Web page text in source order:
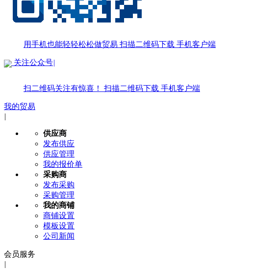
用手机也能轻轻松松做贸易 扫描二维码下载 手机客户端
关注公众号|
扫二维码关注有惊喜！ 扫描二维码下载 手机客户端
我的贸易
|
供应商
发布供应
供应管理
我的报价单
采购商
发布采购
采购管理
我的商铺
商铺设置
模板设置
公司新闻
会员服务
|